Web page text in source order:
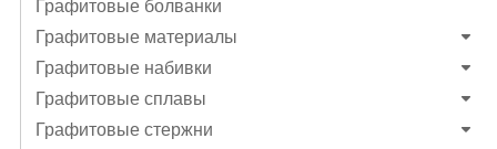
Графитовые болванки
Графитовые материалы
Графитовые набивки
Графитовые сплавы
Графитовые стержни